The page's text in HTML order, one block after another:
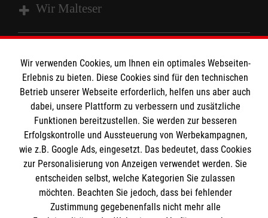
Wir Malteser
Angebote & Leistungen
Kursangebote
Mitarbeiten
Informationen
Kontakt
Impressum
Datenschutz
Malteser online
Malteserorden
Malteser International
Spendenkonto
Wir verwenden Cookies, um Ihnen ein optimales Webseiten-
Erlebnis zu bieten. Diese Cookies sind für den technischen
Betrieb unserer Webseite erforderlich, helfen uns aber auch
dabei, unsere Plattform zu verbessern und zusätzliche
Funktionen bereitzustellen. Sie werden zur besseren
Erfolgskontrolle und Aussteuerung von Werbekampagnen,
wie z.B. Google Ads, eingesetzt. Das bedeutet, dass Cookies
zur Personalisierung von Anzeigen verwendet werden. Sie
entscheiden selbst, welche Kategorien Sie zulassen
möchten. Beachten Sie jedoch, dass bei fehlender
Zustimmung gegebenenfalls nicht mehr alle